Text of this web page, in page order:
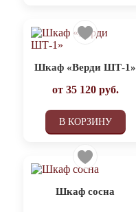
Шкаф «Верди ШТ-1»
от 35 120руб.
В КОРЗИНУ
Шкаф сосна